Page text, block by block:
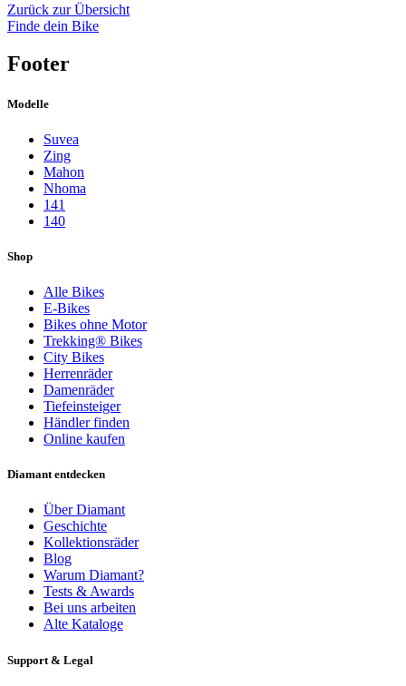
Zurück zur Übersicht
Finde dein Bike
Footer
Modelle
Suvea
Zing
Mahon
Nhoma
141
140
Shop
Alle Bikes
E-Bikes
Bikes ohne Motor
Trekking® Bikes
City Bikes
Herrenräder
Damenräder
Tiefeinsteiger
Händler finden
Online kaufen
Diamant entdecken
Über Diamant
Geschichte
Kollektionsräder
Blog
Warum Diamant?
Tests & Awards
Bei uns arbeiten
Alte Kataloge
Support & Legal